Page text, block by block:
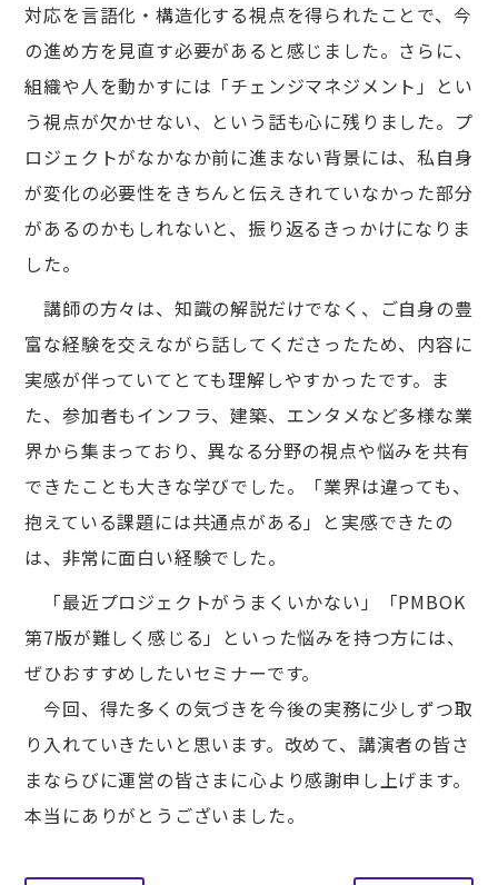
対応を言語化・構造化する視点を得られたことで、今
の進め方を見直す必要があると感じました。さらに、
組織や人を動かすには「チェンジマネジメント」とい
う視点が欠かせない、という話も心に残りました。プ
ロジェクトがなかなか前に進まない背景には、私自身
が変化の必要性をきちんと伝えきれていなかった部分
があるのかもしれないと、振り返るきっかけになりま
した。
講師の方々は、知識の解説だけでなく、ご自身の豊
富な経験を交えながら話してくださったため、内容に
実感が伴っていてとても理解しやすかったです。ま
た、参加者もインフラ、建築、エンタメなど多様な業
界から集まっており、異なる分野の視点や悩みを共有
できたことも大きな学びでした。「業界は違っても、
抱えている課題には共通点がある」と実感できたの
は、非常に面白い経験でした。
「最近プロジェクトがうまくいかない」「PMBOK
第7版が難しく感じる」といった悩みを持つ方には、
ぜひおすすめしたいセミナーです。
今回、得た多くの気づきを今後の実務に少しずつ取
り入れていきたいと思います。改めて、講演者の皆さ
まならびに運営の皆さまに心より感謝申し上げます。
本当にありがとうございました。